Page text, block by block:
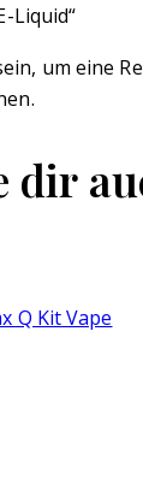
Liquid“
um eine
dir